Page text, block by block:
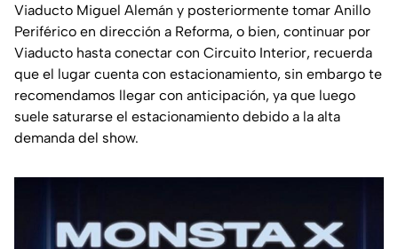
Viaducto Miguel Alemán y posteriormente tomar Anillo
Periférico en dirección a Reforma, o bien, continuar por
Viaducto hasta conectar con Circuito Interior, recuerda
que el lugar cuenta con estacionamiento, sin embargo te
recomendamos llegar con anticipación, ya que luego
suele saturarse el estacionamiento debido a la alta
demanda del show.